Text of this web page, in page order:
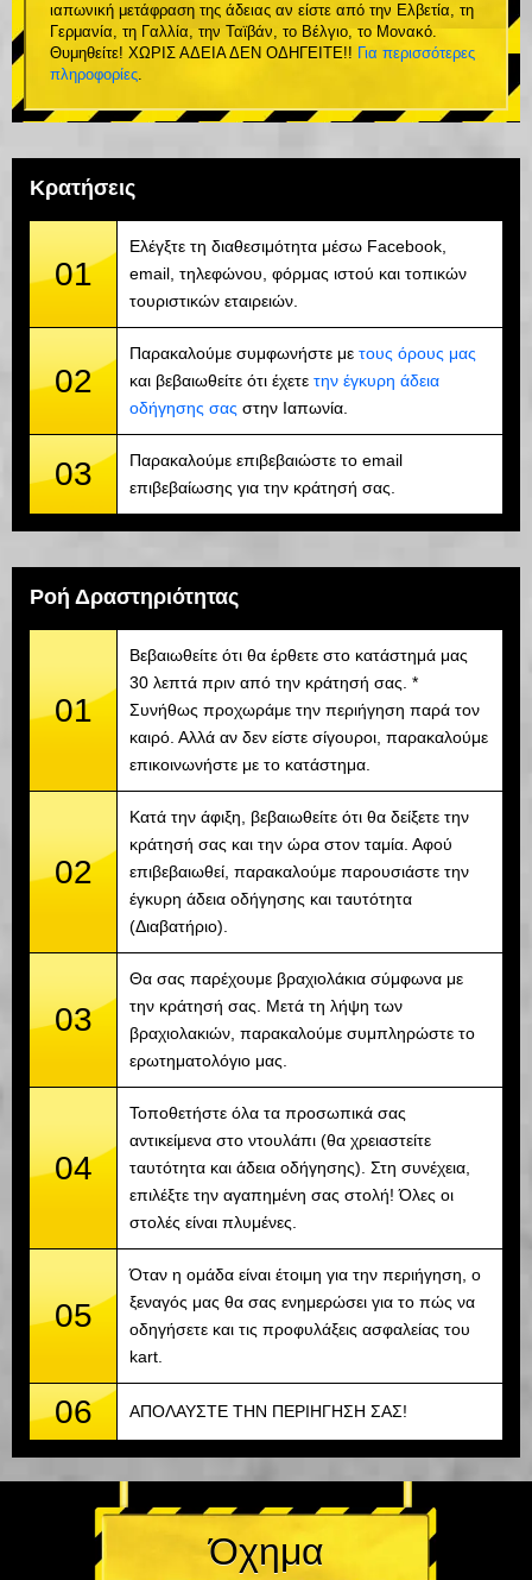
ιαπωνική μετάφραση της άδειας αν είστε από την Ελβετία, τη
Γερμανία, τη Γαλλία, την Ταϊβάν, το Βέλγιο, το Μονακό.
Θυμηθείτε! ΧΩΡΙΣ ΑΔΕΙΑ ΔΕΝ ΟΔΗΓΕΙΤΕ!! Για περισσότερες
πληροφορίες.
Κρατήσεις
01
Ελέγξτε τη διαθεσιμότητα μέσω Facebook,
email, τηλεφώνου, φόρμας ιστού και τοπικών
τουριστικών εταιρειών.
02
Παρακαλούμε συμφωνήστε με τους όρους μας
και βεβαιωθείτε ότι έχετε την έγκυρη άδεια
οδήγησης σας στην Ιαπωνία.
03
Παρακαλούμε επιβεβαιώστε το email
επιβεβαίωσης για την κράτησή σας.
Ροή Δραστηριότητας
01
Βεβαιωθείτε ότι θα έρθετε στο κατάστημά μας
30 λεπτά πριν από την κράτησή σας. *
Συνήθως προχωράμε την περιήγηση παρά τον
καιρό. Αλλά αν δεν είστε σίγουροι, παρακαλούμε
επικοινωνήστε με το κατάστημα.
02
Κατά την άφιξη, βεβαιωθείτε ότι θα δείξετε την
κράτησή σας και την ώρα στον ταμία. Αφού
επιβεβαιωθεί, παρακαλούμε παρουσιάστε την
έγκυρη άδεια οδήγησης και ταυτότητα
(Διαβατήριο).
03
Θα σας παρέχουμε βραχιολάκια σύμφωνα με
την κράτησή σας. Μετά τη λήψη των
βραχιολακιών, παρακαλούμε συμπληρώστε το
ερωτηματολόγιο μας.
04
Τοποθετήστε όλα τα προσωπικά σας
αντικείμενα στο ντουλάπι (θα χρειαστείτε
ταυτότητα και άδεια οδήγησης). Στη συνέχεια,
επιλέξτε την αγαπημένη σας στολή! Όλες οι
στολές είναι πλυμένες.
05
Όταν η ομάδα είναι έτοιμη για την περιήγηση, ο
ξεναγός μας θα σας ενημερώσει για το πώς να
οδηγήσετε και τις προφυλάξεις ασφαλείας του
kart.
06 ΑΠΟΛΑΥΣΤΕ ΤΗΝ ΠΕΡΙΗΓΗΣΗ ΣΑΣ!
Όχημα